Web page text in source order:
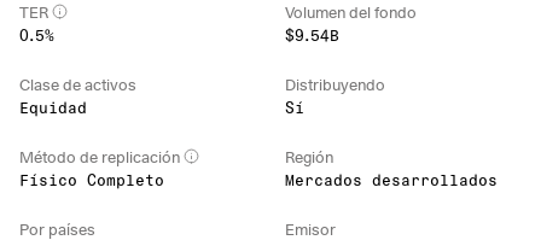
TER
0.5%
Volumen del fondo
$9.54B
Clase de activos
Equidad
Distribuyendo
Sí
Método de replicación
Físico Completo
Región
Mercados desarrollados
Por países
Emisor